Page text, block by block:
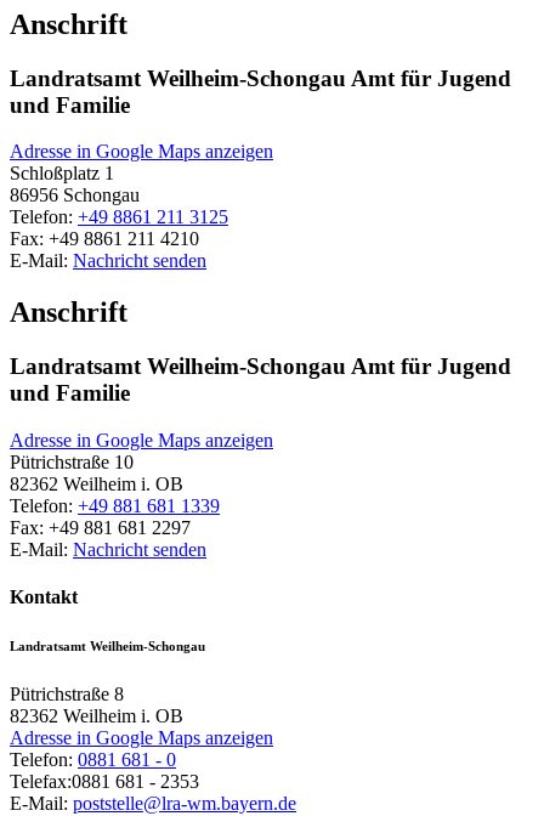
Anschrift
Landratsamt Weilheim-Schongau Amt für Jugend
und Familie
Adresse in Google Maps anzeigen
Schloßplatz 1
86956 Schongau
Telefon: +49 8861 211 3125
Fax: +49 8861 211 4210
E-Mail: Nachricht senden
Anschrift
Landratsamt Weilheim-Schongau Amt für Jugend
und Familie
Adresse in Google Maps anzeigen
Pütrichstraße 10
82362 Weilheim i. OB
Telefon: +49 881 681 1339
Fax: +49 881 681 2297
E-Mail: Nachricht senden
Kontakt
Landratsamt Weilheim-Schongau
Pütrichstraße 8
82362 Weilheim i. OB
Adresse in Google Maps anzeigen
Telefon: 0881 681 - 0
Telefax:0881 681 - 2353
E-Mail: poststelle@lra-wm.bayern.de